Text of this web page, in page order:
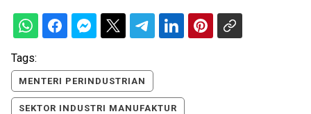
Tags:
MENTERI PERINDUSTRIAN
SEKTOR INDUSTRI MANUFAKTUR